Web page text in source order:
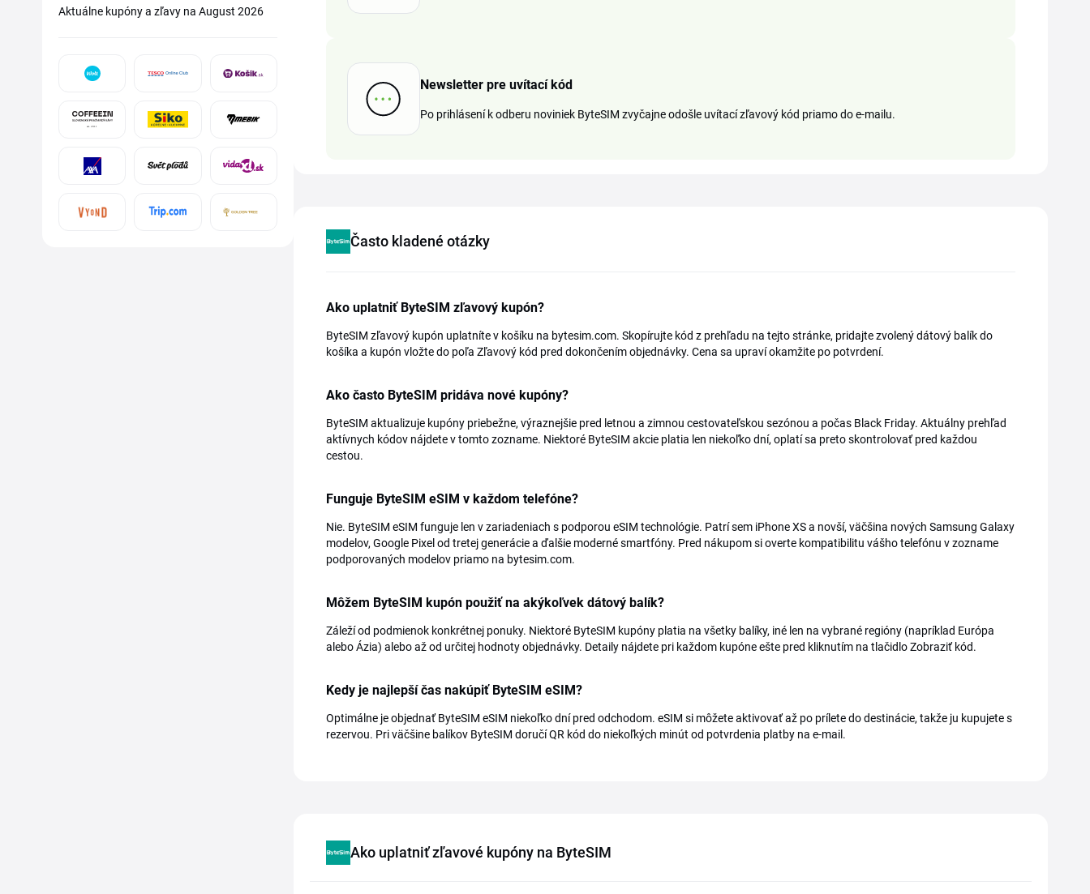
Aktuálne kupóny a zľavy na August 2026
Newsletter pre uvítací kód
Po prihlásení k odberu noviniek ByteSIM zvyčajne odošle uvítací zľavový kód priamo do e-mailu.
Často kladené otázky
Ako uplatniť ByteSIM zľavový kupón?
ByteSIM zľavový kupón uplatníte v košíku na bytesim.com. Skopírujte kód z prehľadu na tejto stránke, pridajte zvolený dátový balík do
košíka a kupón vložte do poľa Zľavový kód pred dokončením objednávky. Cena sa upraví okamžite po potvrdení.
Ako často ByteSIM pridáva nové kupóny?
ByteSIM aktualizuje kupóny priebežne, výraznejšie pred letnou a zimnou cestovateľskou sezónou a počas Black Friday. Aktuálny prehľad
aktívnych kódov nájdete v tomto zozname. Niektoré ByteSIM akcie platia len niekoľko dní, oplatí sa preto skontrolovať pred každou
cestou.
Funguje ByteSIM eSIM v každom telefóne?
Nie. ByteSIM eSIM funguje len v zariadeniach s podporou eSIM technológie. Patrí sem iPhone XS a novší, väčšina nových Samsung Galaxy
modelov, Google Pixel od tretej generácie a ďalšie moderné smartfóny. Pred nákupom si overte kompatibilitu vášho telefónu v zozname
podporovaných modelov priamo na bytesim.com.
Môžem ByteSIM kupón použiť na akýkoľvek dátový balík?
Záleží od podmienok konkrétnej ponuky. Niektoré ByteSIM kupóny platia na všetky balíky, iné len na vybrané regióny (napríklad Európa
alebo Ázia) alebo až od určitej hodnoty objednávky. Detaily nájdete pri každom kupóne ešte pred kliknutím na tlačidlo Zobraziť kód.
Kedy je najlepší čas nakúpiť ByteSIM eSIM?
Optimálne je objednať ByteSIM eSIM niekoľko dní pred odchodom. eSIM si môžete aktivovať až po prílete do destinácie, takže ju kupujete s
rezervou. Pri väčšine balíkov ByteSIM doručí QR kód do niekoľkých minút od potvrdenia platby na e-mail.
Ako uplatniť zľavové kupóny na ByteSIM